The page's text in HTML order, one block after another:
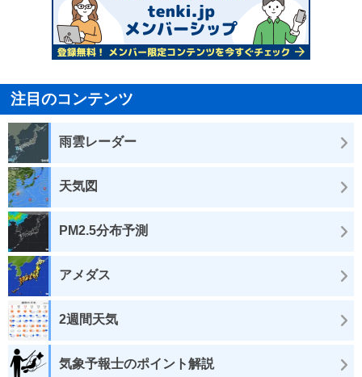
注目のコンテンツ
雨雲レーダー
天気図
PM2.5分布予測
アメダス
2週間天気
気象予報士のポイント解説